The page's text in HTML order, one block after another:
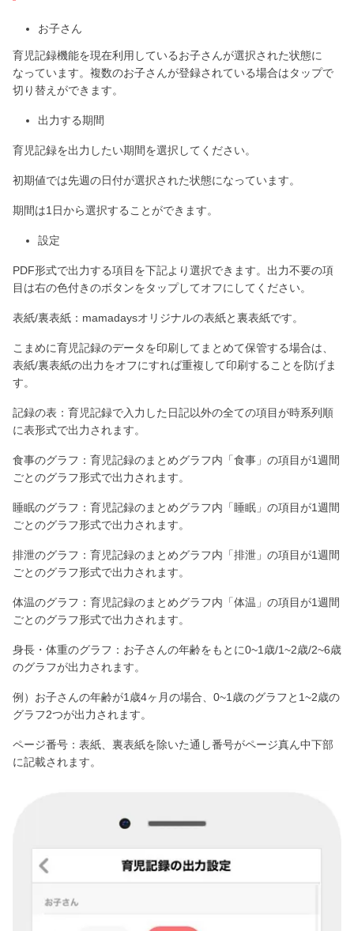
お子さん
育児記録機能を現在利用しているお子さんが選択された状態に
なっています。複数のお子さんが登録されている場合はタップで
切り替えができます。
出力する期間
育児記録を出力したい期間を選択してください。
初期値では先週の日付が選択された状態になっています。
期間は1日から選択することができます。
設定
PDF形式で出力する項目を下記より選択できます。出力不要の項
目は右の色付きのボタンをタップしてオフにしてください。
表紙/裏表紙：mamadaysオリジナルの表紙と裏表紙です。
こまめに育児記録のデータを印刷してまとめて保管する場合は、
表紙/裏表紙の出力をオフにすれば重複して印刷することを防げま
す。
記録の表：育児記録で入力した日記以外の全ての項目が時系列順
に表形式で出力されます。
食事のグラフ：育児記録のまとめグラフ内「食事」の項目が1週間
ごとのグラフ形式で出力されます。
睡眠のグラフ：育児記録のまとめグラフ内「睡眠」の項目が1週間
ごとのグラフ形式で出力されます。
排泄のグラフ：育児記録のまとめグラフ内「排泄」の項目が1週間
ごとのグラフ形式で出力されます。
体温のグラフ：育児記録のまとめグラフ内「体温」の項目が1週間
ごとのグラフ形式で出力されます。
身長・体重のグラフ：お子さんの年齢をもとに0~1歳/1~2歳/2~6歳
のグラフが出力されます。
例）お子さんの年齢が1歳4ヶ月の場合、0~1歳のグラフと1~2歳の
グラフ2つが出力されます。
ページ番号：表紙、裏表紙を除いた通し番号がページ真ん中下部
に記載されます。